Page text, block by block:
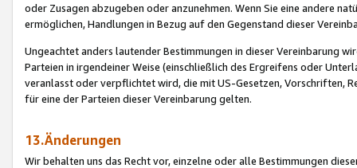
oder Zusagen abzugeben oder anzunehmen. Wenn Sie eine andere
ermöglichen, Handlungen in Bezug auf den Gegenstand dieser
Ungeachtet anders lautender Bestimmungen in dieser Vereinbarung
Parteien in irgendeiner Weise (einschließlich des Ergreifens oder
veranlasst oder verpflichtet wird, die mit US-Gesetzen, Vorschriften,
für eine der Parteien dieser Vereinbarung gelten.
13.Änderungen
Wir behalten uns das Recht vor, einzelne oder alle Bestimmungen